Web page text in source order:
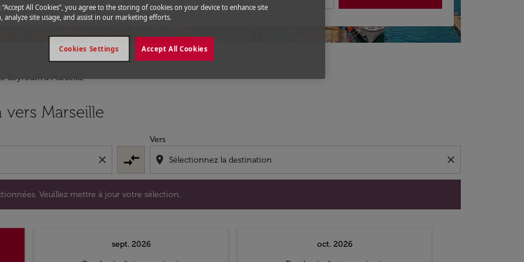
Beyrouth a Marseille
Marseille
close compare_arrows
Vers
location_on close
Veuillez mettre à jour votre sélection.
Veuillez mettre à jour votre sélection.
sept. 2026
oct. 2026
“Accept All Cookies”, you agree to the storing of cookies on your device to enhance site
analyze site usage, and assist in our marketing efforts.
Accept All Cookies
Cookies Settings